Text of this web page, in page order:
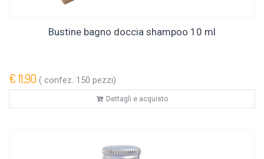
Bustine bagno doccia shampoo 10 ml
€ 11,90 ( confez. 150 pezzi)
Dettagli e acquisto